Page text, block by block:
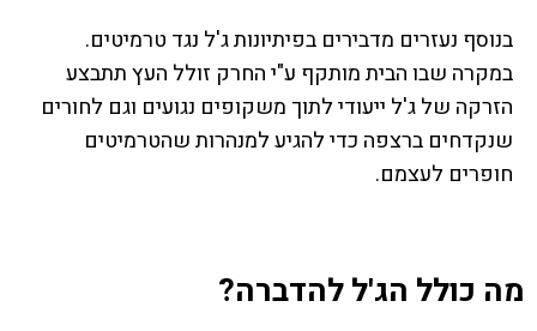
בנוסף נעזרים מדבירים בפיתיונות ג'ל נגד טרמיטים.
במקרה שבו הבית מותקף ע"י החרק זולל העץ תתבצע
הזרקה של ג'ל ייעודי לתוך משקופים נגועים וגם לחורים
שנקדחים ברצפה כדי להגיע למנהרות שהטרמיטים
חופרים לעצמם.
מה כולל הג'ל להדברה?